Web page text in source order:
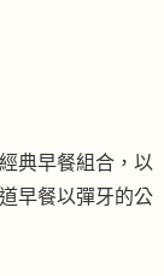
典早餐組合，以
早餐以彈牙的公